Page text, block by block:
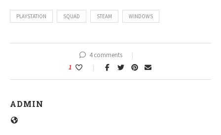
PLAYSTATION SQUAD STEAM WINDOWS
4 comments
1
ADMIN